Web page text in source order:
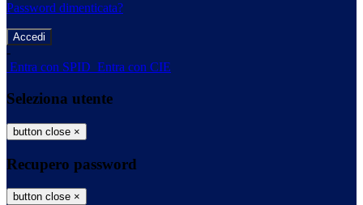
Password dimenticata?
-
Entra con SPID Entra con CIE
Seleziona utente
button close ×
Recupero password
button close ×